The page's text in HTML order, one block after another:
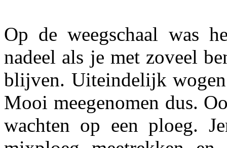
Op de weegschaal was
nadeel als je met zoveel
blijven. Uiteindelijk
Mooi meegenomen dus.
wachten op een ploeg.